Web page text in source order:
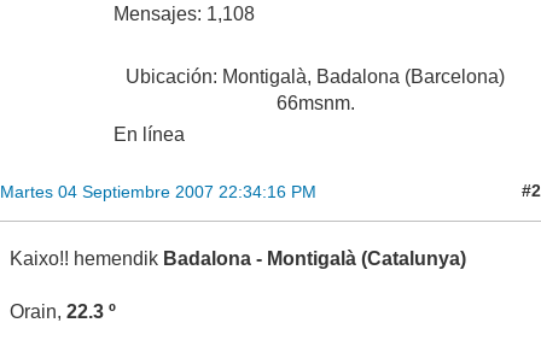
Mensajes: 1,108
Ubicación: Montigalà, Badalona (Barcelona)
66msnm.
En línea
Martes 04 Septiembre 2007 22:34:16 PM #2
Kaixo!! hemendik Badalona - Montigalà (Catalunya)
Orain, 22.3 º